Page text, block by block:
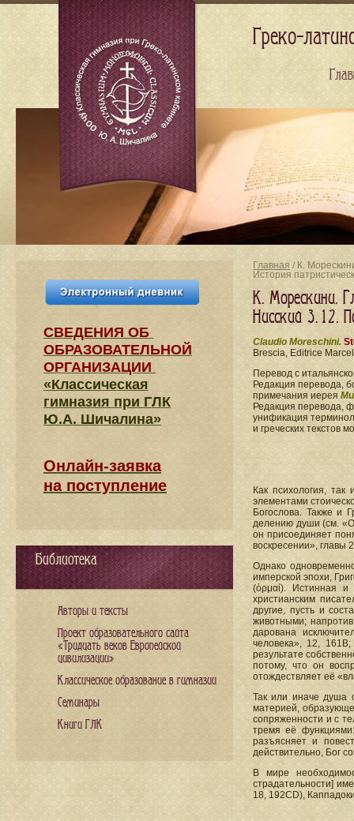
Главная / К.
История
К. Морескини.
Нисский 3. 12.
Claudio Moreschini.
Brescia, Editrice
Перевод с
Редакция перевода,
примечания иерея
Редакция перевода,
унификация
и греческих текстов
Как психология,
элементами
Богослова. Также и
делению души (см. «О
он присоединяет
воскресении», главы
Однако
имперской эпохи,
(ὁρμαί). Истинная и
христианским
другие, пусть и
животными;
дарована
человека», 12,
результате
потому, что он
отождествляет её
Так или иначе душа
материей,
сопряженности и с
тремя её
разъясняет и
действительно, Бог
В мире
страдательности]
18, 192CD),
СВЕДЕНИЯ​ ОБ
ОБРАЗОВАТЕЛЬНОЙ
ОРГАНИЗАЦИИ
«Классическая
гимназия при ГЛК
Ю.А. Шичалина»
Онлайн-заявка
на поступление
Библиотека
Авторы и тексты
Проект образовательного сайта
«Тридцать веков Европейской
цивилизации»
Классическое образование в гимназии
Семинары
Книги ГЛК
Греко-